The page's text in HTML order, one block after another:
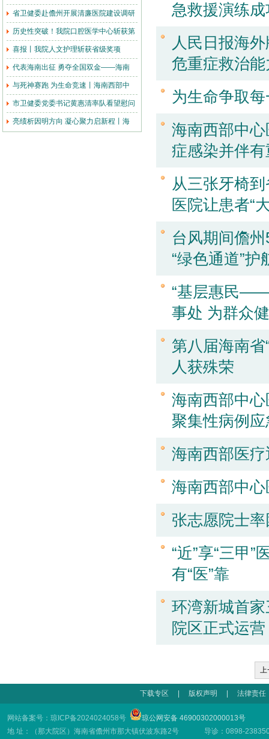
省卫健委赴儋州开展清廉医院建设调研
历史性突破！我院口腔医学中心斩获第
喜报丨我院人文护理斩获省级奖项
代表海南出征 勇夺全国双金——海南
与死神赛跑 为生命竞速丨海南西部中
市卫健委党委书记黄惠清率队看望慰问
亮绩析因明方向 凝心聚力启新程丨海
急救援演练
人民日报海
危重症救治能
为生命争取
海南西部中
症感染并伴
从三张牙椅
医院让患者“
台风期间儋
“绿色通道”护
“基层惠民——
事处 为群众
第八届海南
人获殊荣
海南西部中
聚集性病例
海南西部医
海南西部中
张志愿院士
“近”享“三甲
有“医”靠
环湾新城首
院区正式运营
下载专区 版权声明 法律责任
网站备案号：琼ICP备2024024058号
琼公网安备 46900302000013号
地 址：（那大院区）海南省儋州市那大镇伏波东路2号 导诊：0898-